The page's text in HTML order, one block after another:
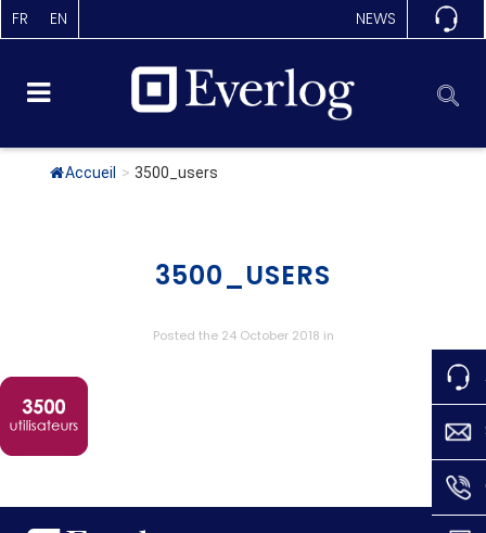
FR EN NEWS
Accueil > 3500_users
3500_USERS
Posted the 24 October 2018 in